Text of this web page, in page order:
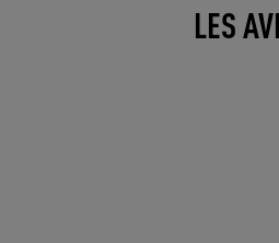
LES